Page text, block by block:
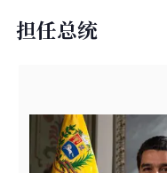
担任总统